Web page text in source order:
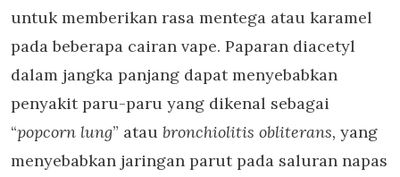
untuk memberikan rasa mentega atau karamel
pada beberapa cairan vape. Paparan diacetyl
dalam jangka panjang dapat menyebabkan
penyakit paru-paru yang dikenal sebagai
“popcorn lung” atau bronchiolitis obliterans, yang
menyebabkan jaringan parut pada saluran napas